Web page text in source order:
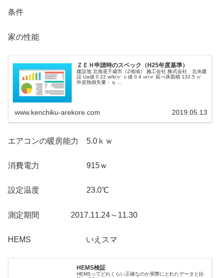
条件
家の性能
ＺＥＨ申請時のスペック（H25年度基準）
建設地 北海道千歳市（2地域） 施工会社 株式会社 北央建
設 Ua値 0.22 w/k/㎡ ｃ値 0.4 ㎠/㎡ 延べ床面積 132.5 ㎡
外皮熱損失量：ｑ ...
www.kenchiku-arekore.com 2019.05.13
エアコンの暖房能力 5.0ｋｗ
消費電力 915ｗ
設定温度 23.0℃
測定期間 2017.11.24～11.30
HEMS いえスマ
HEMS検証
HEMSってどれくらい正確なのか実際にとれたデータと比